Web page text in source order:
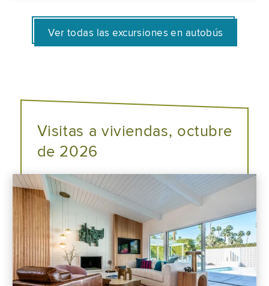
Ver todas las excursiones en autobús
Visitas a viviendas, octubre
de 2026